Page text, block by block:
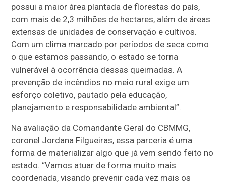
possui a maior área plantada de florestas do país,
com mais de 2,3 milhões de hectares, além de áreas
extensas de unidades de conservação e cultivos.
Com um clima marcado por períodos de seca como
o que estamos passando, o estado se torna
vulnerável à ocorrência dessas queimadas. A
prevenção de incêndios no meio rural exige um
esforço coletivo, pautado pela educação,
planejamento e responsabilidade ambiental”.
Na avaliação da Comandante Geral do CBMMG,
coronel Jordana Filgueiras, essa parceria é uma
forma de materializar algo que já vem sendo feito no
estado. “Vamos atuar de forma muito mais
coordenada, visando prevenir cada vez mais os